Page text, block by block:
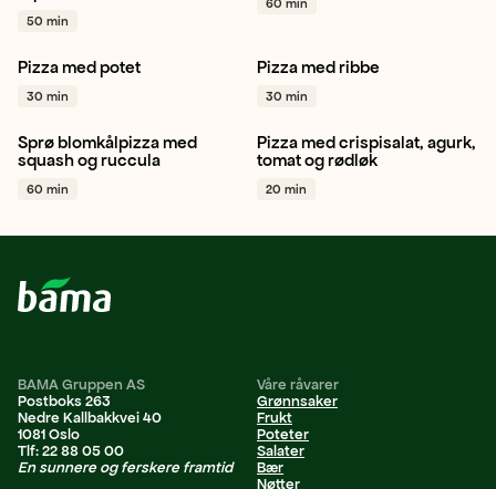
50 min
Paprika grønn
60 min
Hvitløk
Potet
Pinjekjerner
Pizza med potet
30 min
Hvitløk Grønnkål
+ 1
Pizza med ribbe
30 min
Vegetar / plantebasert
Sprø blomkålpizza med
squash og ruccula
60 min
Rødløk
Salat
Pizza med crispisalat, agurk,
tomat og rødløk
20 min
BAMA Gruppen AS
Postboks 263
Nedre Kallbakkvei 40
1081 Oslo
Tlf: 22 88 05 00
En sunnere og ferskere framtid
Våre råvarer
Grønnsaker
Frukt
Poteter
Salater
Bær
Nøtter